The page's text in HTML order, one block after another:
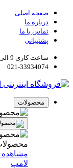
صفحه اصلی
درباره ما
تماس با ما
پشتیبانی
ساعت کاری 9 الی 17
021-33934074
محصولات
لامپ